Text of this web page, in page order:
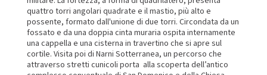
quattro torri angolari quadrate e il mastio, più alto e
possente, formato dall'unione di due torri. Circondata da un
fossato e da una doppia cinta muraria ospita internamente
una cappella e una cisterna in travertino che si apre sul
cortile. Visita poi di Narni Sotterranea, un percorso che
attraverso stretti cunicoli porta alla scoperta dell’antico